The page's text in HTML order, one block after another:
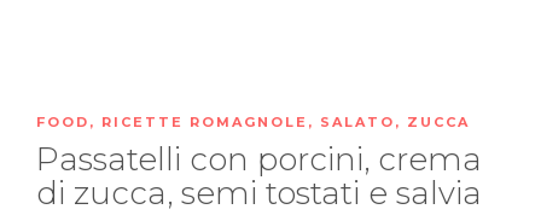
FOOD , RICETTE ROMAGNOLE , SALATO , ZUCCA
Passatelli con porcini, crema
di zucca, semi tostati e salvia